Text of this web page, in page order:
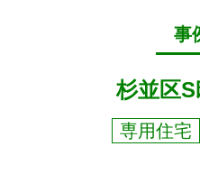
事
杉並区
専用住宅